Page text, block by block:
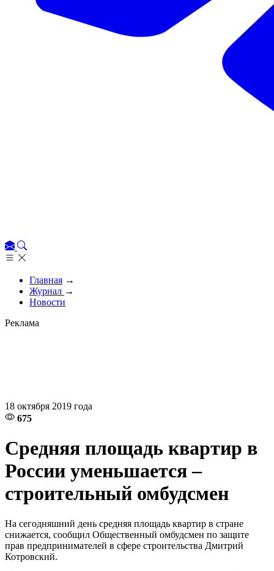
Главная →
Журнал →
Новости
Реклама
18 октября 2019 года
675
Средняя площадь квартир в
России уменьшается –
строительный омбудсмен
На сегодняшний день средняя площадь квартир в стране
снижается, сообщил Общественный омбудсмен по защите
прав предпринимателей в сфере строительства Дмитрий
Котровский.